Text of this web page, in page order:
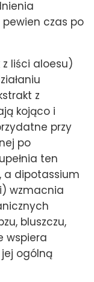
czas po
liści aloesu)
z
kojąco i
przy
po
ten
a dipotassium
wzmacnia
bluszczu,
wspiera
ogólną